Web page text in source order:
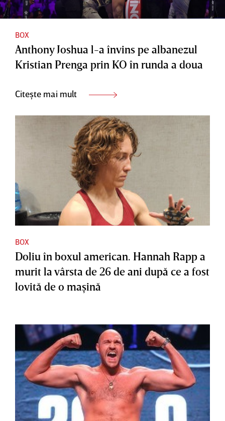
BOX
Anthony Joshua l-a învins pe albanezul
Kristian Prenga prin KO în runda a doua
Citește mai mult
BOX
Doliu în boxul american. Hannah Rapp a
murit la vârsta de 26 de ani după ce a fost
lovită de o maşină